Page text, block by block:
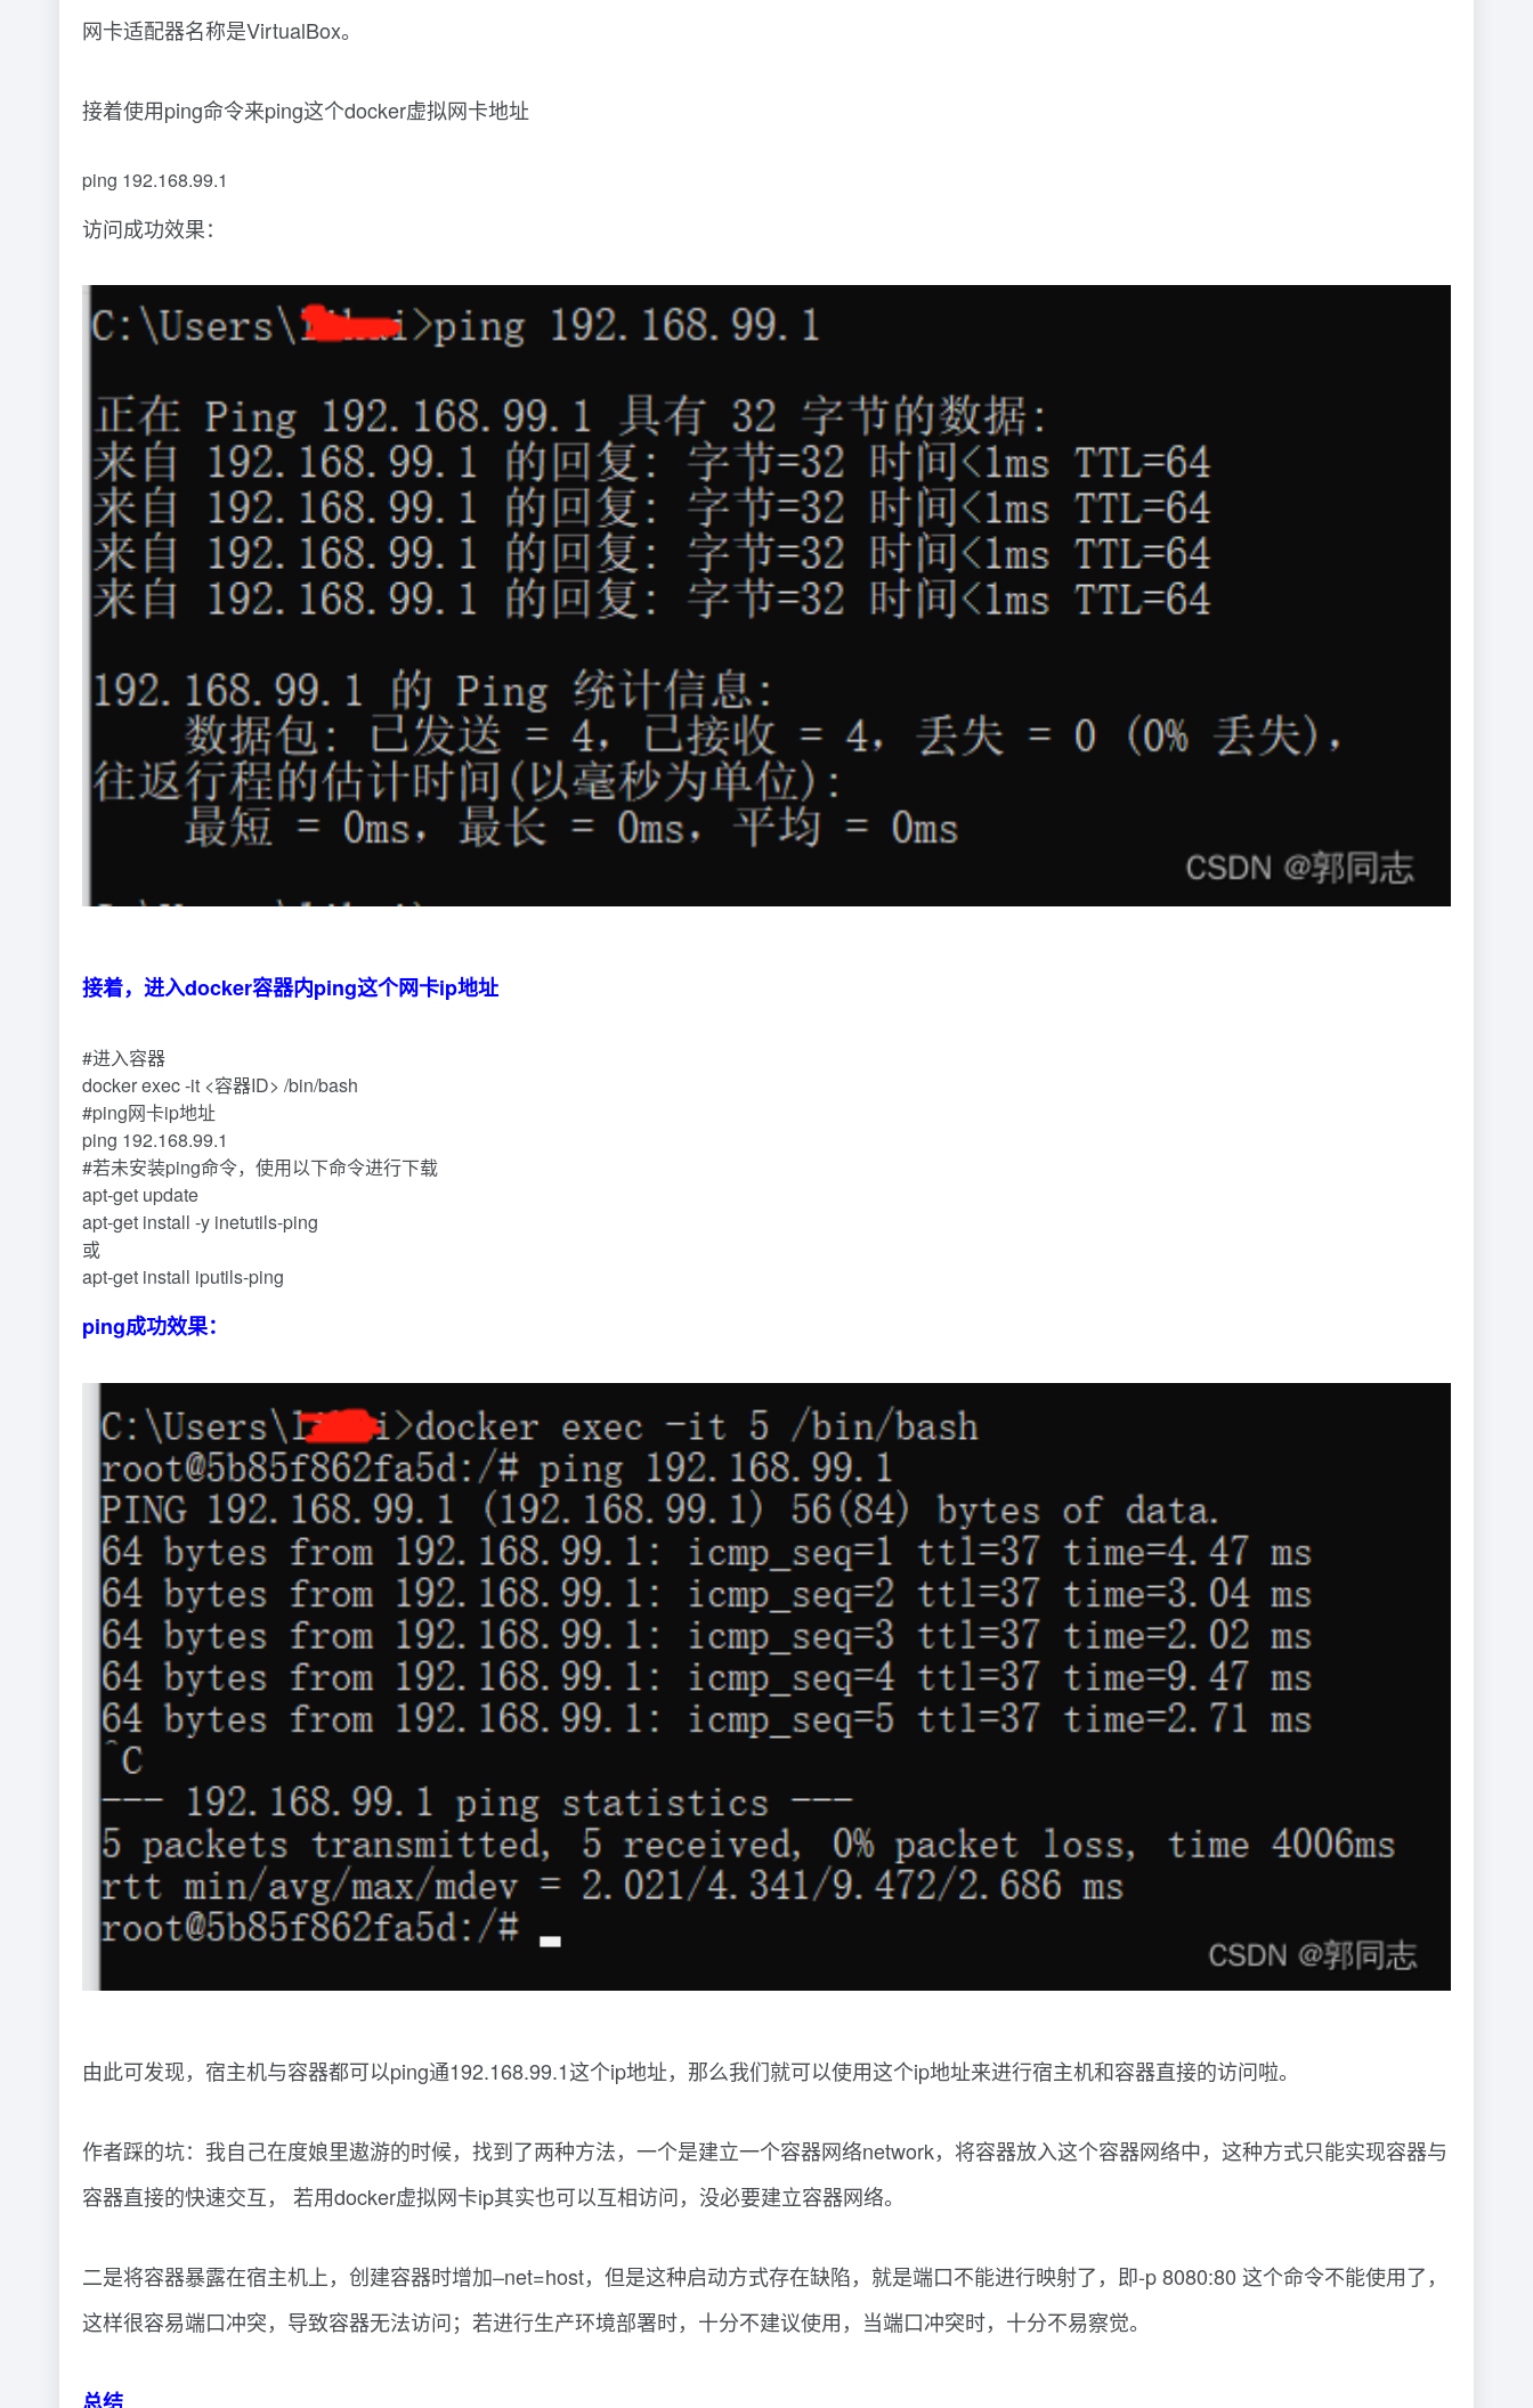
网卡适配器名称是VirtualBox。
接着使用ping命令来ping这个docker虚拟网卡地址
ping 192.168.99.1
访问成功效果：
接着，进入docker容器内ping这个网卡ip地址
#进入容器
docker exec -it <容器ID> /bin/bash
#ping网卡ip地址
ping 192.168.99.1
#若未安装ping命令，使用以下命令进行下载
apt-get update
apt-get install -y inetutils-ping
或
apt-get install iputils-ping
ping成功效果：
由此可发现，宿主机与容器都可以ping通192.168.99.1这个ip地址，那么我们就可以使用这个ip地址来进行宿主机和容器直接的访问啦。
作者踩的坑：我自己在度娘里遨游的时候，找到了两种方法，一个是建立一个容器网络network，将容器放入这个容器网络中，这种方式只能实现容器与
容器直接的快速交互， 若用docker虚拟网卡ip其实也可以互相访问，没必要建立容器网络。
二是将容器暴露在宿主机上，创建容器时增加–net=host，但是这种启动方式存在缺陷，就是端口不能进行映射了，即-p 8080:80 这个命令不能使用了，
这样很容易端口冲突，导致容器无法访问；若进行生产环境部署时，十分不建议使用，当端口冲突时，十分不易察觉。